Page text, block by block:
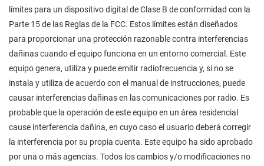
límites para un dispositivo digital de Clase B de conformidad con la
Parte 15 de las Reglas de la FCC. Estos límites están diseñados
para proporcionar una protección razonable contra interferencias
dañinas cuando el equipo funciona en un entorno comercial. Este
equipo genera, utiliza y puede emitir radiofrecuencia y, si no se
instala y utiliza de acuerdo con el manual de instrucciones, puede
causar interferencias dañinas en las comunicaciones por radio. Es
probable que la operación de este equipo en un área residencial
cause interferencia dañina, en cuyo caso el usuario deberá corregir
la interferencia por su propia cuenta. Este equipo ha sido aprobado
por una o más agencias. Todos los cambios y/o modificaciones no